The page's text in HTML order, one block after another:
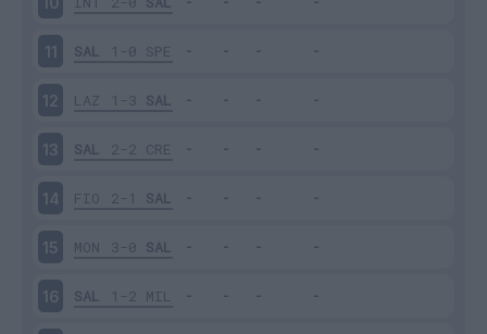
11 SAL 1-0 SPE
12 LAZ 1-3 SAL
13 SAL 2-2 CRE
14 FIO 2-1 SAL
15 MON 3-0 SAL
16 SAL 1-2 MIL